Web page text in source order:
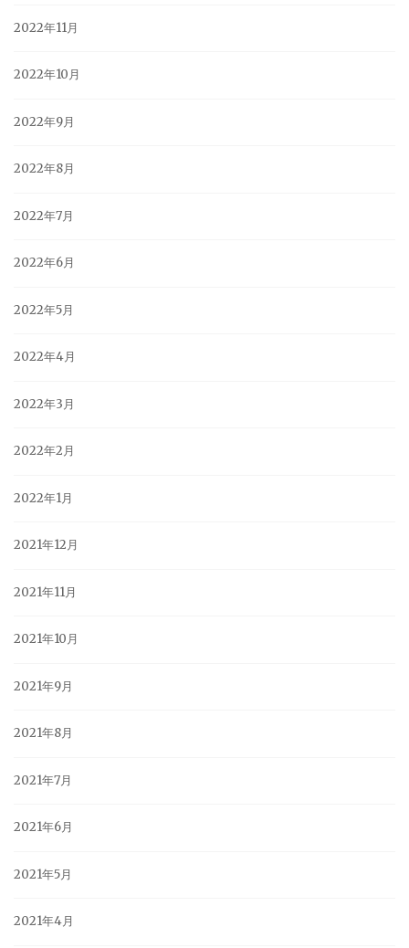
2022年11月
2022年10月
2022年9月
2022年8月
2022年7月
2022年6月
2022年5月
2022年4月
2022年3月
2022年2月
2022年1月
2021年12月
2021年11月
2021年10月
2021年9月
2021年8月
2021年7月
2021年6月
2021年5月
2021年4月